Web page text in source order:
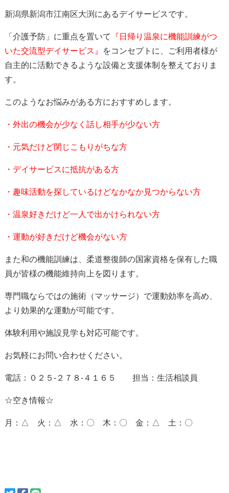
新潟県新潟市江南区大渕にあるデイサービスです。
「介護予防」に重点を置いて
『日帰り温泉に機能訓練がつ
いた交流型デイサービス 』
をコンセプトに、ご利用者様が
自主的に活動できるような設備と支援体制を整えておりま
す。
このようなお悩みがある方におすすめします。
・外出の機会が少なく話し相手が少ない方
・元気だけど閉じこもりがちな方
・デイサービスに抵抗がある方
・趣味活動を探しているけどなかなか見つからない方
・温泉好きだけど一人で出かけられない方
・運動が好きだけど機会がない方
また和の機能訓練は、柔道整復師の国家資格を保有した職
員が皆様の機能維持向上を図ります。
専門職ならではの施術（マッサージ）で運動効率を高め、
より効果的な運動が可能です。
体験利用や施設見学も対応可能です。
お気軽にお問い合わせください。
電話：０２５-２７８-４１６５ 担当：生活相談員
☆空き情報☆
月：△ 火：△ 水：〇 木：〇 金：△ 土：〇